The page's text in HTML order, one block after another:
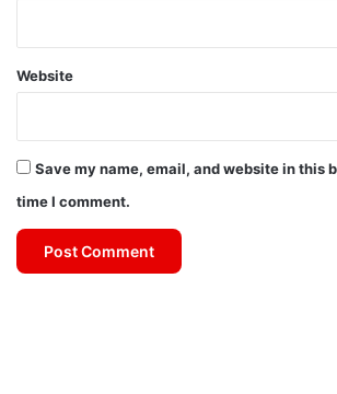
Website
Save my name, email, and website in this
time I comment.